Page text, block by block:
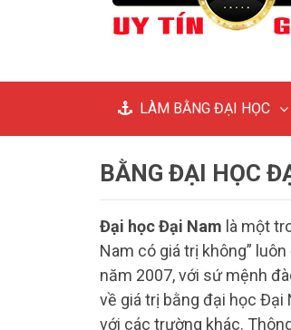
LÀM BẰNG ĐẠI HỌC
BẰNG ĐẠI HỌC
Đại học Đại Nam là một
Nam có giá trị không”
năm 2007, với sứ mệnh
về giá trị bằng đại học Đại
với các trường khác.